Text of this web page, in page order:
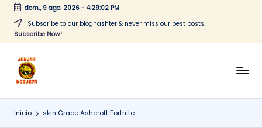
Saltar
dom., 9 ago. 2026- 4:29:02 PM
Subscribe to our bloghashter & never miss our best posts.
Subscribe Now!
J
a
g
CONTENIDO
Inicio skin Grace Ashcroft Fortnite